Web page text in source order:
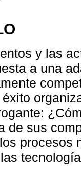
y las
a una
de sus
procesos